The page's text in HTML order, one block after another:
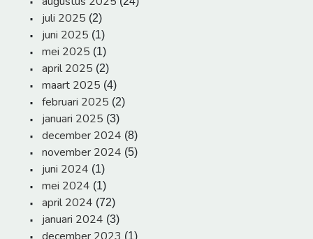
juli 2025 (2)
juni 2025 (1)
mei 2025 (1)
april 2025 (2)
maart 2025 (4)
februari 2025 (2)
januari 2025 (3)
december 2024 (8)
november 2024 (5)
juni 2024 (1)
mei 2024 (1)
april 2024 (72)
januari 2024 (3)
(1)